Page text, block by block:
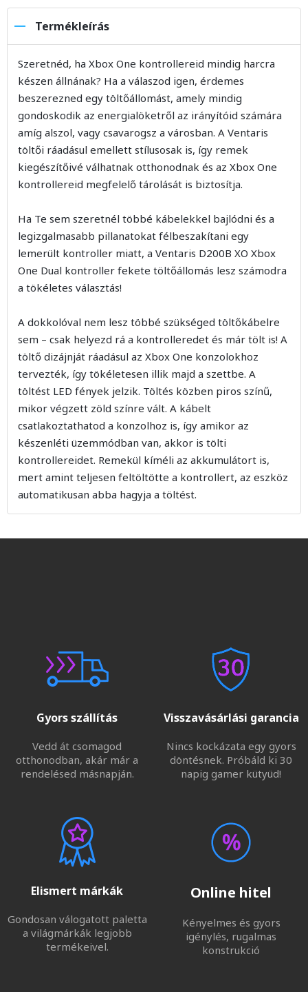
Termékleírás
Szeretnéd, ha Xbox One kontrollereid mindig harcra
készen állnának? Ha a válaszod igen, érdemes
beszerezned egy töltőállomást, amely mindig
gondoskodik az energialöketről az irányítóid számára
amíg alszol, vagy csavarogsz a városban. A Ventaris
töltői ráadásul emellett stílusosak is, így remek
kiegészítőivé válhatnak otthonodnak és az Xbox One
kontrollereid megfelelő tárolását is biztosítja.
Ha Te sem szeretnél többé kábelekkel bajlódni és a
legizgalmasabb pillanatokat félbeszakítani egy
lemerült kontroller miatt, a Ventaris D200B XO Xbox
One Dual kontroller fekete töltőállomás lesz számodra
a tökéletes választás!
A dokkolóval nem lesz többé szükséged töltőkábelre
sem – csak helyezd rá a kontrolleredet és már tölt is! A
töltő dizájnját ráadásul az Xbox One konzolokhoz
tervezték, így tökéletesen illik majd a szettbe. A
töltést LED fények jelzik. Töltés közben piros színű,
mikor végzett zöld színre vált. A kábelt
csatlakoztathatod a konzolhoz is, így amikor az
készenléti üzemmódban van, akkor is tölti
kontrollereidet. Remekül kíméli az akkumulátort is,
mert amint teljesen feltöltötte a kontrollert, az eszköz
automatikusan abba hagyja a töltést.
Gyors szállítás
Vedd át csomagod
otthonodban, akár már a
rendelésed másnapján.
Visszavásárlási garancia
Nincs kockázata egy gyors
döntésnek. Próbáld ki 30
napig gamer kütyüd!
Elismert márkák
Gondosan válogatott paletta
a világmárkák legjobb
termékeivel.
Online hitel
Kényelmes és gyors
igénylés, rugalmas
konstrukció